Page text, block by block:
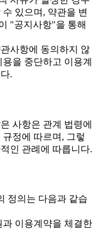
있으며, 약관을 변
"공지사항"을 통해
사항에 동의하지 않
을 중단하고 이용계
.
사항은 관계 법령에
정에 따르며, 그렇
인 관례에 따릅니다.
정의는 다음과 같습
이용계약을 체결한